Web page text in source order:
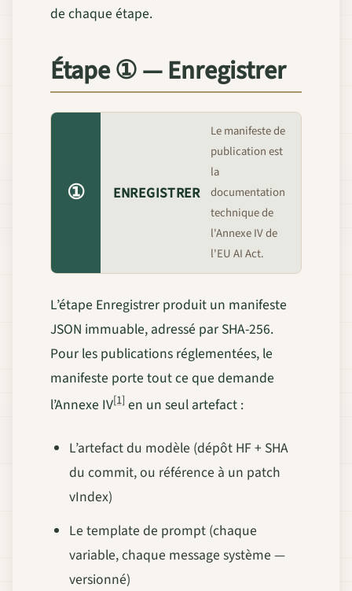
de chaque étape.
Étape ① — Enregistrer
① ENREGISTRER
Le manifeste de
publication est
la
documentation
technique de
l'Annexe IV de
l'EU AI Act.
L’étape Enregistrer produit un manifeste
JSON immuable, adressé par SHA-256.
Pour les publications réglementées, le
manifeste porte tout ce que demande
l’Annexe IV[1] en un seul artefact :
L’artefact du modèle (dépôt HF + SHA
du commit, ou référence à un patch
vIndex)
Le template de prompt (chaque
variable, chaque message système —
versionné)